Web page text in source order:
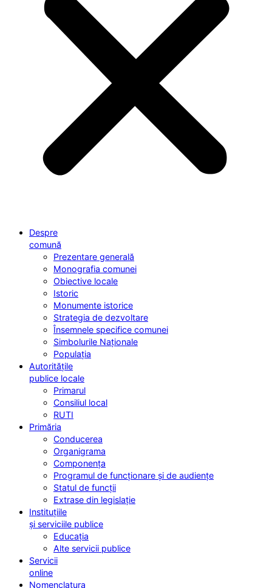
Despre
comună
Prezentare generală
Monografia comunei
Obiective locale
Istoric
Monumente istorice
Strategia de dezvoltare
Însemnele specifice comunei
Simbolurile Naționale
Populația
Autoritățile
publice locale
Primarul
Consiliul local
RUTI
Primăria
Conducerea
Organigrama
Componența
Programul de funcționare și de audiențe
Statul de funcții
Extrase din legislație
Instituțiile
și serviciile publice
Educația
Alte servicii publice
Servicii
online
Nomenclatura